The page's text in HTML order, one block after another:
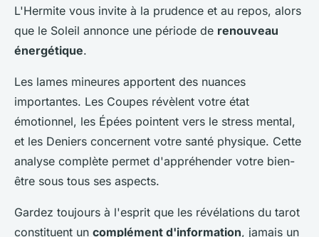
L'Hermite vous invite à la prudence et au repos, alors
que le Soleil annonce une période de renouveau
énergétique.
Les lames mineures apportent des nuances
importantes. Les Coupes révèlent votre état
émotionnel, les Épées pointent vers le stress mental,
et les Deniers concernent votre santé physique. Cette
analyse complète permet d'appréhender votre bien-
être sous tous ses aspects.
Gardez toujours à l'esprit que les révélations du tarot
constituent un complément d'information, jamais un